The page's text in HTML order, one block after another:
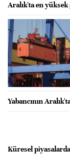
Aralık'ta en
Yabancının
Küresel